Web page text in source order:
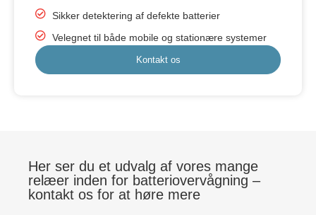
Sikker detektering af defekte batterier
Velegnet til både mobile og stationære systemer
Kontakt os
Her ser du et udvalg af vores mange
relæer inden for batteriovervågning –
kontakt os for at høre mere